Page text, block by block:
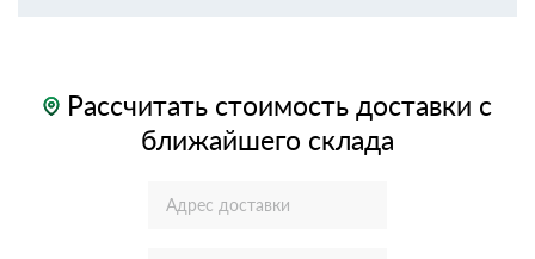
Рассчитать стоимость доставки с
ближайшего склада